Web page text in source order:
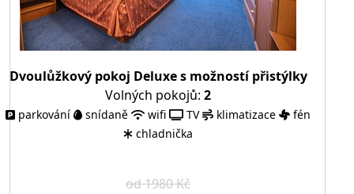
Dvoulůžkový pokoj Deluxe s možností přistýlky
Volných pokojů: 2
parkování snídaně wifi TV klimatizace
fén
chladnička
od 1980 Kč